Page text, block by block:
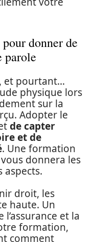
donner de
parole
et pourtant…
physique lors
sur la
Adopter le
de capter
et de
. Une formation
donnera les
aspects.
droit, les
haute. Un
et la
formation,
comment